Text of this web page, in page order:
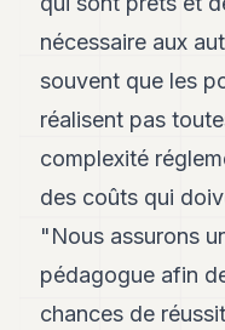
Andy
19
18
Andy
Andy
14
Andy
13
Andy
nécessaire aux
souvent que les
réalisent pas
complexité
des coûts qui
"Nous assurons
pédagogue afin
chances de